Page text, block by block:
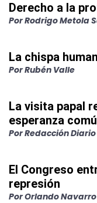
Derecho a la
PorRodrigo Metola
La chispa
PorRubén Valle
La visita papal
esperanza
PorRedacción
El Congreso
represión
PorOrlando Navarro